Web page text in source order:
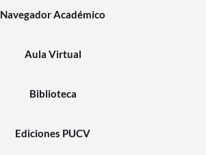
Navegador Académico
Aula Virtual
Biblioteca
Ediciones PUCV